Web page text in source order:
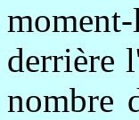
derrière
nombre